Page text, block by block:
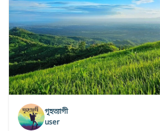
গৃহত্যাগী
user